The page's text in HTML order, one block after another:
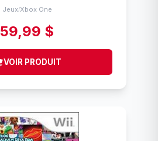
Jeux/Xbox One
59,99 $
VOIR PRODUIT